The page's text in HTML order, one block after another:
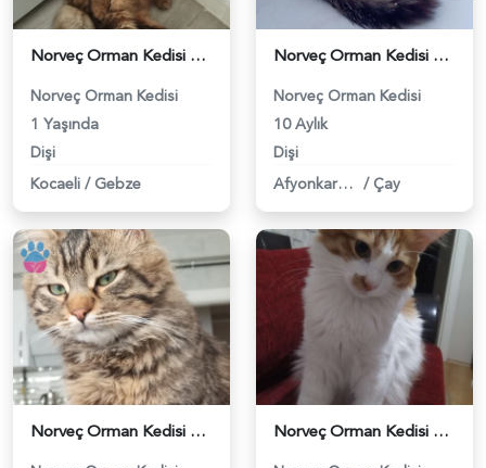
Norveç Orman Kedisi Kızımız eş arıyor - 118974730
Norveç Orman Kedisi
1 Yaşında
Dişi
Kocaeli / Gebze
Norveç Orman Kedisi Kızıma Erkek EŞ Arıyorum - 118969778
Norveç Orman Kedisi
10 Aylık
Dişi
Afyonkarahisar / Çay
Norveç Orman Kedisi 9 Aylık Yavruma Eş Arıyorum - 118964427 Norveç Orman Kedisi Erkek Güzelime Eş Arıyorum - 118961411